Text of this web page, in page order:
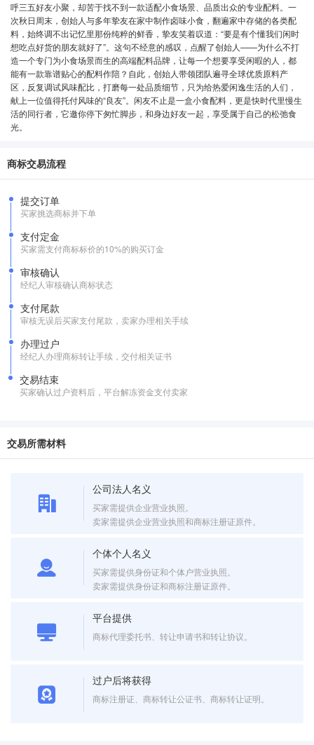
呼三五好友小聚，却苦于找不到一款适配小食场景、品质出众的专业配料。一
次秋日周末，创始人与多年挚友在家中制作卤味小食，翻遍家中存储的各类配
料，始终调不出记忆里那份纯粹的鲜香，挚友笑着叹道：“要是有个懂我们闲时
想吃点好货的朋友就好了”。这句不经意的感叹，点醒了创始人——为什么不打
造一个专门为小食场景而生的高端配料品牌，让每一个想要享受闲暇的人，都
能有一款靠谱贴心的配料作陪？自此，创始人带领团队遍寻全球优质原料产
区，反复调试风味配比，打磨每一处品质细节，只为给热爱闲逸生活的人们，
献上一位值得托付风味的“良友”。闲友不止是一盒小食配料，更是快时代里慢生
活的同行者，它邀你停下匆忙脚步，和身边好友一起，享受属于自己的松弛食
光。
商标交易流程
提交订单
买家挑选商标并下单
支付定金
买家需支付商标标价的10%的购买订金
审核确认
经纪人审核确认商标状态
支付尾款
审核无误后买家支付尾款，卖家办理相关手续
办理过户
经纪人办理商标转让手续，交付相关证书
交易结束
买家确认过户资料后，平台解冻资金支付卖家
交易所需材料
公司法人名义
买家需提供企业营业执照。
卖家需提供企业营业执照和商标注册证原件。
个体个人名义
买家需提供身份证和个体户营业执照。
卖家需提供身份证和商标注册证原件。
平台提供
商标代理委托书、转让申请书和转让协议。
过户后将获得
商标注册证、商标转让公证书、商标转让证明。